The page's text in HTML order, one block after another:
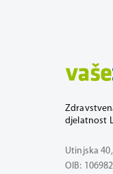
djelatnost
Utinjska
OIB: